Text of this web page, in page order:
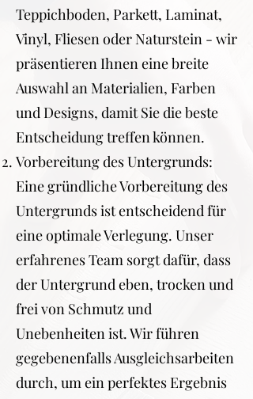
Teppichboden, Parkett, Laminat,
Vinyl, Fliesen oder Naturstein - wir
präsentieren Ihnen eine breite
Auswahl an Materialien, Farben
und Designs, damit Sie die beste
Entscheidung treffen können.
Vorbereitung des Untergrunds:
Eine gründliche Vorbereitung des
Untergrunds ist entscheidend für
eine optimale Verlegung. Unser
erfahrenes Team sorgt dafür, dass
der Untergrund eben, trocken und
frei von Schmutz und
Unebenheiten ist. Wir führen
gegebenenfalls Ausgleichsarbeiten
durch, um ein perfektes Ergebnis